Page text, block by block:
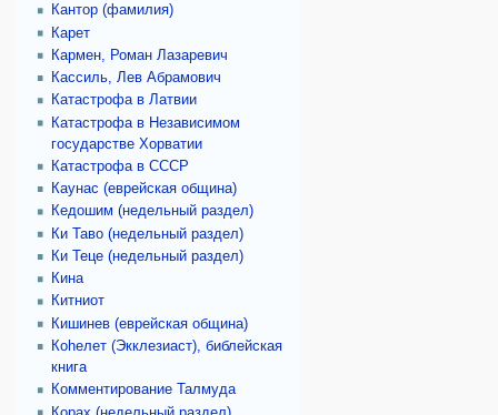
Кантор (фамилия)
Карет
Кармен, Роман Лазаревич
Кассиль, Лев Абрамович
Катастрофа в Латвии
Катастрофа в Независимом
государстве Хорватии
Катастрофа в СССР
Каунас (еврейская община)
Кедошим (недельный раздел)
Ки Таво (недельный раздел)
Ки Теце (недельный раздел)
Кина
Китниот
Кишинев (еврейская община)
Коhелет (Экклезиаст), библейская
книга
Комментирование Талмуда